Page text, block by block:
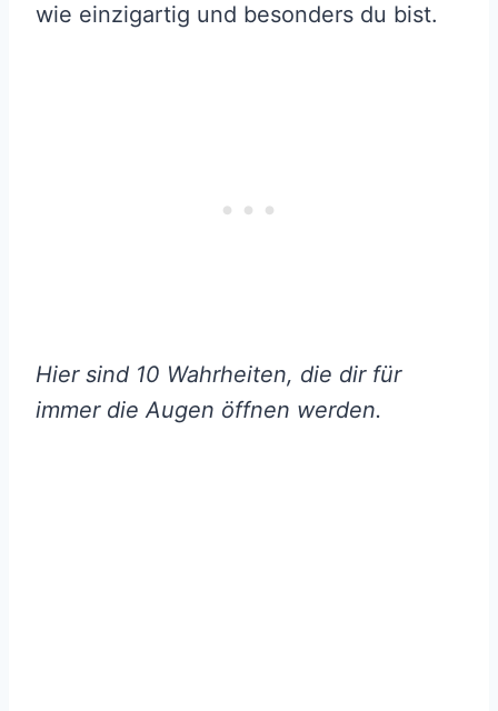
wie einzigartig und besonders du bist.
Hier sind 10 Wahrheiten, die dir für
immer die Augen öffnen werden.